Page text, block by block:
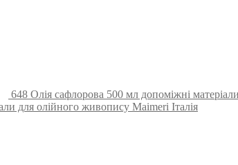
648 Олія сафлорова 500 мл допоміжні
для олійного живопису Maimeri Італія